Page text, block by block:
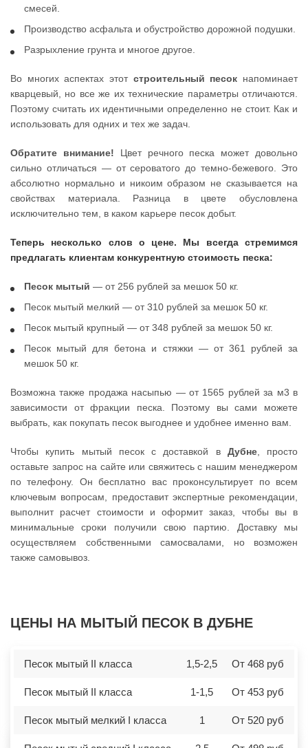
смесей.
Производство асфальта и обустройство дорожной подушки.
Разрыхление грунта и многое другое.
Во многих аспектах этот строительный песок напоминает
кварцевый, но все же их технические параметры отличаются.
Поэтому считать их идентичными определенно не стоит. Как и
использовать для одних и тех же задач.
Обратите внимание! Цвет речного песка может довольно
сильно отличаться — от сероватого до темно-бежевого. Это
абсолютно нормально и никоим образом не сказывается на
свойствах материала. Разница в цвете обусловлена
исключительно тем, в каком карьере песок добыт.
Теперь несколько слов о цене. Мы всегда стремимся
предлагать клиентам конкурентную стоимость песка:
Песок мытый — от 256 рублей за мешок 50 кг.
Песок мытый мелкий — от 310 рублей за мешок 50 кг.
Песок мытый крупный — от 348 рублей за мешок 50 кг.
Песок мытый для бетона и стяжки — от 361 рублей за
мешок 50 кг.
Возможна также продажа насыпью — от 1565 рублей за м3 в
зависимости от фракции песка. Поэтому вы сами можете
выбрать, как покупать песок выгоднее и удобнее именно вам.
Чтобы купить мытый песок с доставкой в Дубне, просто
оставьте запрос на сайте или свяжитесь с нашим менеджером
по телефону. Он бесплатно вас проконсультирует по всем
ключевым вопросам, предоставит экспертные рекомендации,
выполнит расчет стоимости и оформит заказ, чтобы вы в
минимальные сроки получили свою партию. Доставку мы
осуществляем собственными самосвалами, но возможен
также самовывоз.
ЦЕНЫ НА МЫТЫЙ ПЕСОК В ДУБНЕ
Песок мытый II класса 1,5-2,5 От 468 руб
Песок мытый II класса 1-1,5 От 453 руб
Песок мытый мелкий I класса 1 От 520 руб